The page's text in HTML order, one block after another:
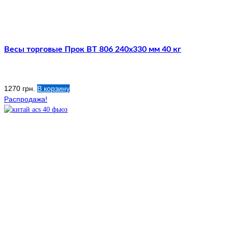
Весы торговые Прок ВТ 806 240х330 мм 40 кг
1270 грн.
В корзину
Распродажа!